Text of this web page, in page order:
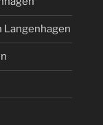
Langenhagen